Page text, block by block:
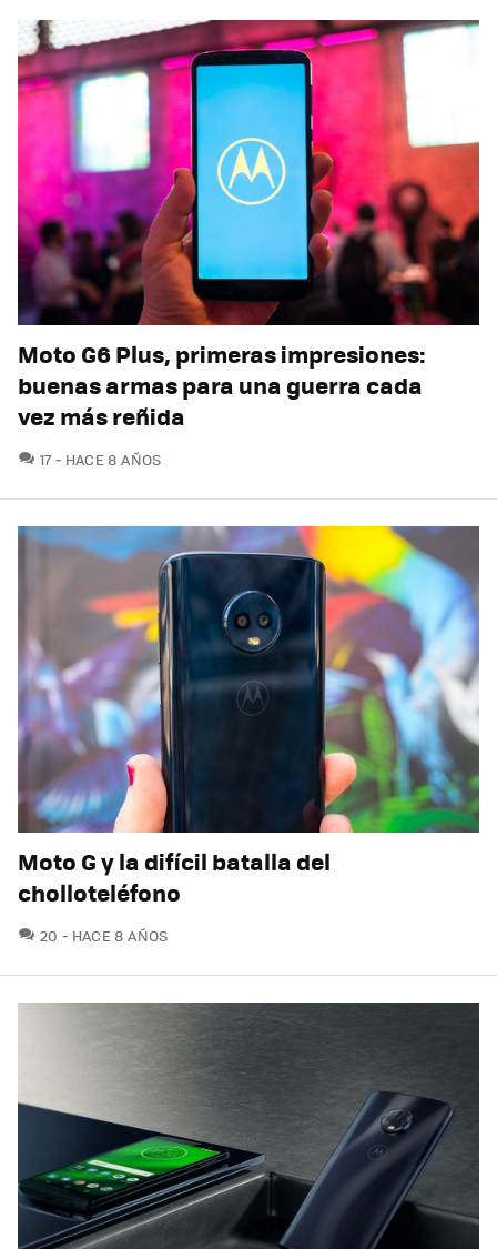
Moto G6 Plus, primeras impresiones:
buenas armas para una guerra cada
vez más reñida
17COMENTARIOS
HACE 8 AÑOS
Moto G y la difícil batalla del
cholloteléfono
20 COMENTARIOS
HACE 8 AÑOS